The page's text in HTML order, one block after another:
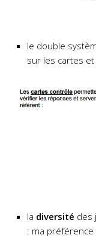
le double
sur les cartes
la diversité des
: ma préférence